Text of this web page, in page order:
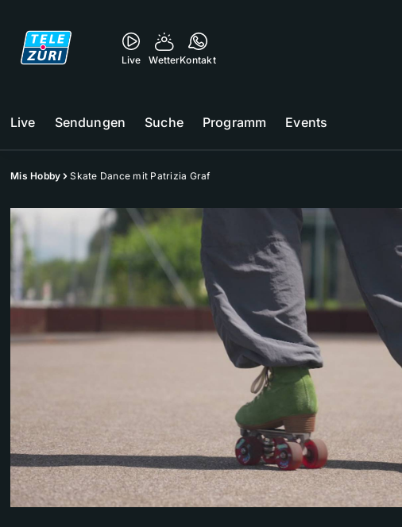
Live WetterKontakt
Live Sendungen Suche Programm Events
Mis Hobby Skate Dance mit Patrizia Graf